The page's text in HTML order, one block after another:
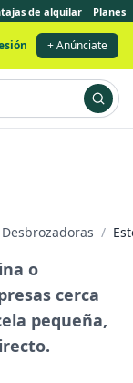
de alquilar Planes
+ Anúnciate
Desbrozadoras /
o
cerca
pequeña,